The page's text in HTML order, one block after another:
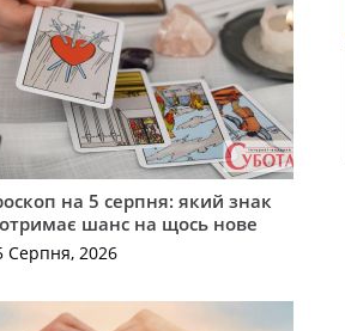
на 5 серпня: який знак
отримає шанс на щось нове
Серпня, 2026